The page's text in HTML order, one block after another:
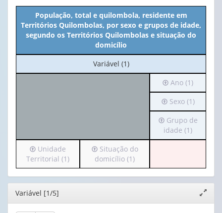
População, total e quilombola, residente em
Territórios Quilombolas, por sexo e grupos de idade,
segundo os Territórios Quilombolas e situação do
domicílio
No
cabeçalho:
Variável (1)
Irá
para
o
cabeçalho
(possui
apenas
1
Ano
(1)
Ano (1)
Irá
para
o
cabeçalho
(possui
valor):
Sexo (1)
Irá
para
o
apenas
1
Grupo de
idade (1)
Irá
para
o
cabeçalho
(possui
apenas
Unidade
Territorial (1)
Irá
para
o
cabeçalho
Situação do
domicílio (1)
Editor
janela
Variável [1/5]